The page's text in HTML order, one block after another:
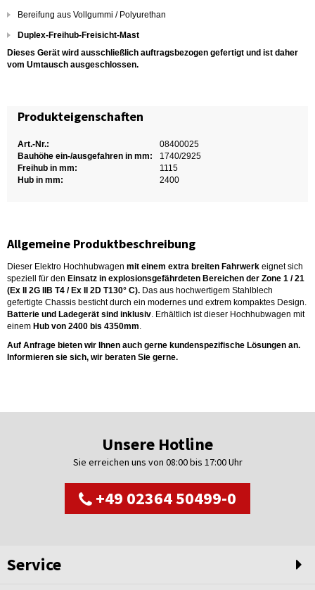
Bereifung aus Vollgummi / Polyurethan
Duplex-Freihub-Freisicht-Mast
Dieses Gerät wird ausschließlich auftragsbezogen gefertigt und ist daher
vom Umtausch ausgeschlossen.
Produkteigenschaften
Art.-Nr.:
08400025
Bauhöhe ein-/ausgefahren in mm:
1740/2925
Freihub in mm:
1115
Hub in mm:
2400
Allgemeine Produktbeschreibung
Dieser Elektro Hochhubwagen mit einem extra breiten Fahrwerk eignet sich
speziell für den Einsatz in explosionsgefährdeten Bereichen der Zone 1 / 21
(Ex II 2G IIB T4 / Ex II 2D T130° C). Das aus hochwertigem Stahlblech
gefertigte Chassis besticht durch ein modernes und extrem kompaktes Design.
Batterie und Ladegerät sind inklusiv. Erhältlich ist dieser Hochhubwagen mit
einem Hub von 2400 bis 4350mm.
Auf Anfrage bieten wir Ihnen auch gerne kundenspezifische Lösungen an.
Informieren sie sich, wir beraten Sie gerne.
Unsere Hotline
Sie erreichen uns von 08:00 bis 17:00 Uhr
+49 02364 50499-0
Service